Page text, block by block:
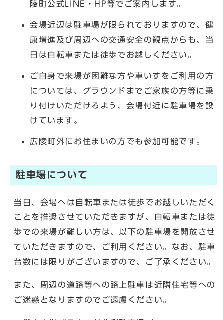
陵町公式LINE・HP等でご案内します。
会場近辺は駐車場が限られておりますので、健
康増進及び周辺への交通安全の観点からも、当
日は自転車または徒歩でお越しください。
ご自身で来場が困難な方や車いすをご利用の方
については、グラウンドまでご家族の方等に乗
り付けいただけるよう、会場付近に駐車場を設
けています。
広陵町外にお住まいの方でも参加可能です。
駐車場について
当日、会場へは自転車または徒歩でお越しいただく
ことを推奨させていただきますが、自転車または徒
歩での来場が難しい方は、以下の駐車場を開放させ
ていただきますので、ご利用ください。なお、駐車
台数には限りがございますので、ご了承ください。
また、周辺の道路等への路上駐車は近隣住宅等への
ご迷惑となりますのでご遠慮ください。